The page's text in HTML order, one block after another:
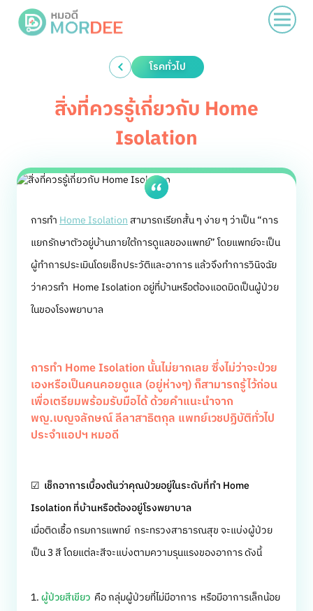
โรคทั่วไป
สิ่งที่ควรรู้เกี่ยวกับ Home
Isolation
การทำHome Isolationสามารถเรียกสั้น ๆ ง่าย ๆ ว่าเป็น “การ
แยกรักษาตัวอยู่บ้านภายใต้การดูแลของแพทย์” โดยแพทย์จะเป็น
ผู้ทำการประเมินโดยเช็กประวัติและอาการ แล้วจึงทำการวินิจฉัย
ว่าควรทำ Home Isolation อยู่ที่บ้านหรือต้องแอดมิดเป็นผู้ป่วย
ในของโรงพยาบาล
การทำ Home Isolation นั้นไม่ยากเลย ซึ่งไม่ว่าจะป่วย
เองหรือเป็นคนคอยดูแล (อยู่ห่างๆ) ก็สามารถรู้ไว้ก่อน
เพื่อเตรียมพร้อมรับมือได้ ด้วยคำแนะนำจาก
พญ.เบญจลักษณ์ ลีลาสาธิตกุล แพทย์เวชปฏิบัติทั่วไป
ประจำแอปฯ หมอดี
☑ เช็กอาการเบื้องต้นว่าคุณป่วยอยู่ในระดับที่ทำ Home
Isolation ที่บ้านหรือต้องอยู่โรงพยาบาล
เมื่อติดเชื้อ กรมการแพทย์ กระทรวงสาธารณสุข จะแบ่งผู้ป่วย
เป็น 3 สี โดยแต่ละสีจะแบ่งตามความรุนแรงของอาการ ดังนี้
1.ผู้ป่วยสีเขียว คือ กลุ่มผู้ป่วยที่ไม่มีอาการ หรือมีอาการเล็กน้อย